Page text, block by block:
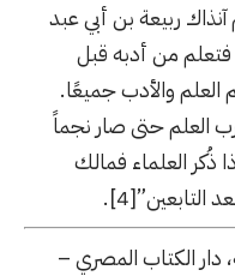
ربيعة بن أبي عبد
من أدبه قبل
والأدب جميعًا.
العلم حتى صار نجماً
ذُكر العلماء فمالك
التابعين”[4]
.
دار الكتاب المصري –